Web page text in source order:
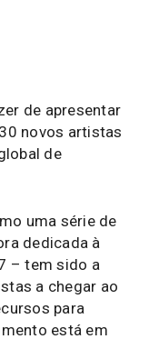
de apresentar
novos artistas
de
uma série de
dedicada à
– tem sido a
a chegar ao
para
está em